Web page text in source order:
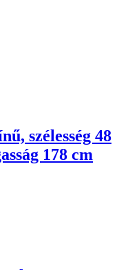
szélesség 48
178 cm